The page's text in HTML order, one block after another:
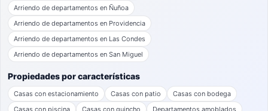
Arriendo de departamentos en Ñuñoa
Arriendo de departamentos en Providencia
Arriendo de departamentos en Las Condes
Arriendo de departamentos en San Miguel
Propiedades por características
Casas con estacionamiento Casas con patio
Casas con bodega
Casas con piscina
Casas con quincho
Departamentos amoblados